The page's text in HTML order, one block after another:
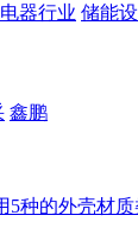
器行业 储能
鑫鹏
5种的外壳材质